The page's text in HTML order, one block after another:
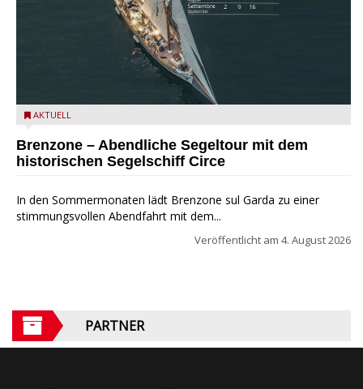
Mit dem historischen Segelschiff Circe auf dem Gardasee.
AKTUELL
Brenzone – Abendliche Segeltour mit dem
historischen Segelschiff Circe
In den Sommermonaten lädt Brenzone sul Garda zu einer
stimmungsvollen Abendfahrt mit dem...
Veröffentlicht am 4. August 2026
PARTNER